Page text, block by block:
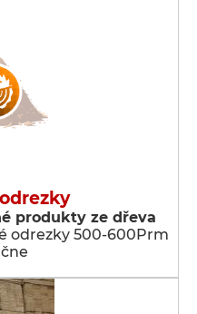
produkty ze dřeva
odrezky 500-600Prm